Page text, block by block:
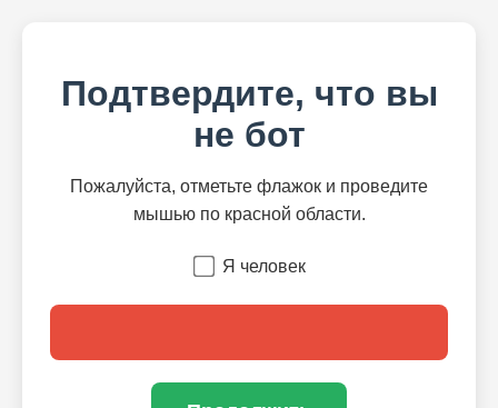
Подтвердите, что вы
не бот
Пожалуйста, отметьте флажок и проведите
мышью по красной области.
Я человек